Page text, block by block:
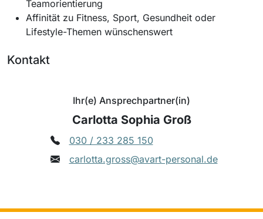
Teamorientierung
Affinität zu Fitness, Sport, Gesundheit oder
Lifestyle-Themen wünschenswert
Kontakt
Ihr(e) Ansprechpartner(in)
Carlotta Sophia Groß
030 / 233 285 150
carlotta.gross@avart-personal.de